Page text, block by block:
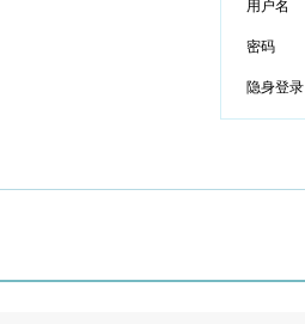
用户名
密码
隐身登录